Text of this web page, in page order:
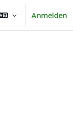
Anmelden